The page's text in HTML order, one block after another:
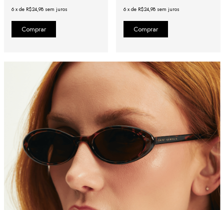
6 x de R$24,98 sem juros 6 x de R$24,98 sem juros